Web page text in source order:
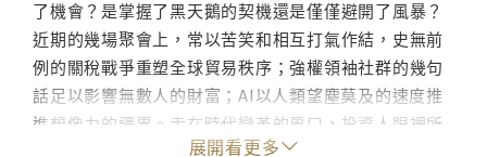
了機會？是掌握了黑天鵝的契機還是僅僅避開了風暴？
近期的幾場聚會上，常以苦笑和相互打氣作結，史無前
例的關稅戰爭重塑全球貿易秩序；強權領袖社群的幾句
話足以影響無數人的財富；AI以人類望塵莫及的速度推
進想像力的疆界。走在時代變革的風口，投資人眼裡所
有的壞消息似乎都變成了好消息，但好消息卻又跟實際
展開看更多